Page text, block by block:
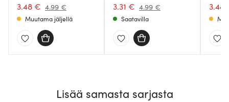
3.48 € 4.99 €
Muutama jäljellä
3.31 € 4.99 €
Saatavilla
3.48
Lisää samasta sarjasta